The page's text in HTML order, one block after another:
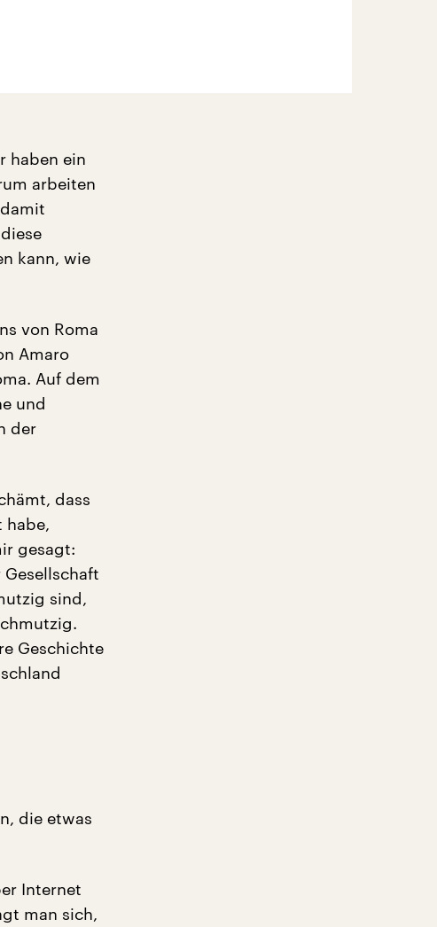
haben ein
arbeiten
kann, wie
von Roma
Amaro
Auf dem
und
der
dass
habe,
gesagt:
sind,
Geschichte
die etwas
Internet
man sich,